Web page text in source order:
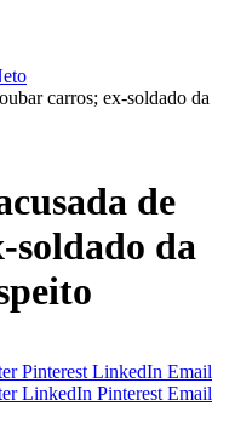
carros; ex-soldado da
de
soldado da
Pinterest LinkedIn Email
LinkedIn Pinterest Email